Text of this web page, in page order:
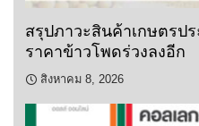
สรุปภาวะสินค้าเกษตรป
ราคาข้าวโพดร่วงลงอีก
สิงหาคม 8, 2026